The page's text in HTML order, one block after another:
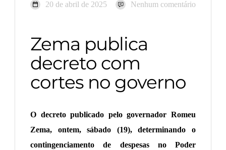
20 de abril de 2025 Nenhum comentário
Zema publica
decreto com
cortes no governo
O decreto publicado pelo governador Romeu
Zema, ontem, sábado (19), determinando o
contingenciamento de despesas no Poder